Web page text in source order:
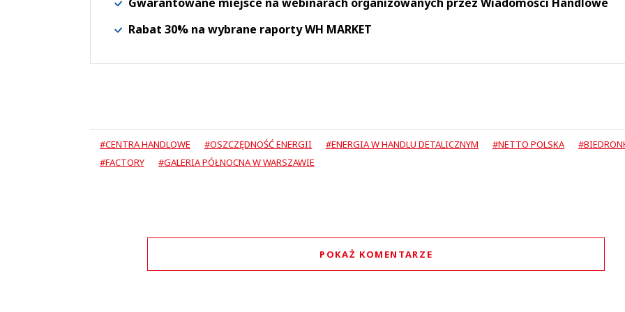
Rabat 30% na wybrane raporty WH MARKET
#CENTRA HANDLOWE #OSZCZĘDNOŚĆ ENERGII #ENERGIA W HANDLU DETALICZNYM #NETTO POLSKA
#FACTORY
#GALERIA PÓŁNOCNA W WARSZAWIE
POKAŻ KOMENTARZE